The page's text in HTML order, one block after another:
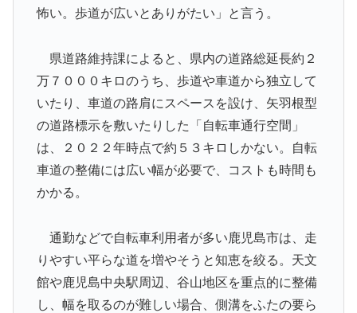
が巨額の正式オファー！現地サポが騒然！【海外の反
韓国人「本当にこれだけは日本がうらやましいと感じる
ものがこちら・・・」
▶ 【衝撃】韓国人「日本の軽トラ、原型どこ行った」
▶ 【MLB】ドジャースファン「7連敗はしんどいわ……」
→ 「まだまだ7.5ゲーム差もあるんだぞ」「毎年暑い季
節に負けることが増えるけど結局10月には勝って終わる
んだよ」
海外が大騒ぎ
▶
韓国人「手術中に震度6強の地震、その時の日本の医療
スタッフたちの姿をご覧ください」→「マジで鳥肌立っ
た」「こういう姿は韓国も見習わないと」「あんな状況
怖い。歩道が広いとありがたい」と言う。
県道路維持課によると、県内の道路総延長約２
万７０００キロのうち、歩道や車道から独立して
いたり、車道の路肩にスペースを設け、矢羽根型
の道路標示を敷いたりした「自転車通行空間」
は、２０２２年時点で約５３キロしかない。自転
車道の整備には広い幅が必要で、コストも時間も
かかる。
通勤などで自転車利用者が多い鹿児島市は、走
りやすい平らな道を増やそうと知恵を絞る。天文
館や鹿児島中央駅周辺、谷山地区を重点的に整備
し、幅を取るのが難しい場合、側溝をふたの要ら